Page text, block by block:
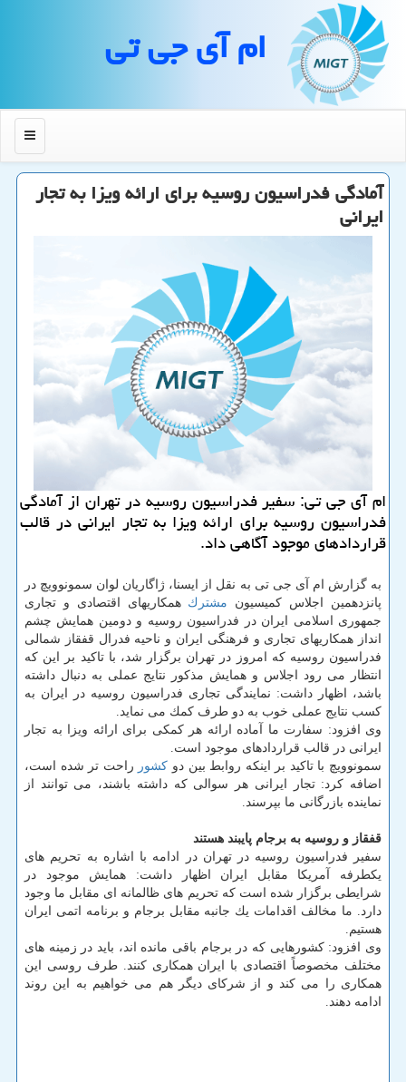
ام آی جی تی
منو
آمادگی فدراسیون روسیه برای ارائه ویزا به تجار
ایرانی
ام آی جی تی: سفیر فدراسیون روسیه در تهران از آمادگی
فدراسیون روسیه برای ارائه ویزا به تجار ایرانی در قالب
قراردادهای موجود آگاهی داد.
به گزارش ام آی جی تی به نقل از ایسنا، ژاگاریان لوان سمونوویچ در
پانزدهمین اجلاس كمیسیون مشترك همكاریهای اقتصادی و تجاری
جمهوری اسلامی ایران در فدراسیون روسیه و دومین همایش چشم
انداز همكاریهای تجاری و فرهنگی ایران و ناحیه فدرال قفقاز شمالی
فدراسیون روسیه كه امروز در تهران برگزار شد، با تاكید بر این كه
انتظار می رود اجلاس و همایش مذكور نتایج عملی به دنبال داشته
باشد، اظهار داشت: نمایندگی تجاری فدراسیون روسیه در ایران به
كسب نتایج عملی خوب به دو طرف كمك می نماید.
وی افزود: سفارت ما آماده ارائه هر كمكی برای ارائه ویزا به تجار
ایرانی در قالب قراردادهای موجود است.
سمونوویچ با تاكید بر اینكه روابط بین دو كشور راحت تر شده است،
اضافه كرد: تجار ایرانی هر سوالی كه داشته باشند، می توانند از
نماینده بازرگانی ما بپرسند.
قفقاز و روسیه به برجام پایبند هستند
سفیر فدراسیون روسیه در تهران در ادامه با اشاره به تحریم های
یكطرفه آمریكا مقابل ایران اظهار داشت: همایش موجود در
شرایطی برگزار شده است كه تحریم های ظالمانه ای مقابل ما وجود
دارد. ما مخالف اقدامات یك جانبه مقابل برجام و برنامه اتمی ایران
هستیم.
وی افزود: كشورهایی كه در برجام باقی مانده اند، باید در زمینه های
مختلف مخصوصاً اقتصادی با ایران همكاری كنند. طرف روسی این
همكاری را می كند و از شركای دیگر هم می خواهیم به این روند
ادامه دهند.